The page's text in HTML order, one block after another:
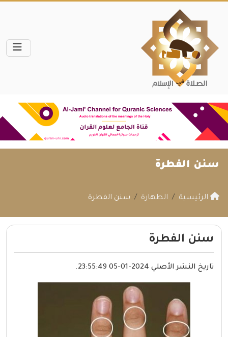
سنن الفطرة
الرئيسية الطهارة سنن الفطرة
سنن الفطرة
تاريخ النشر الأصلي 2024-01-05 23:55:49.